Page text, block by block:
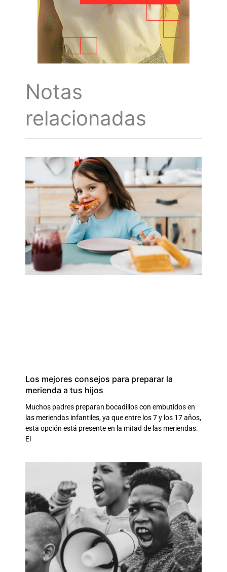
Notas
relacionadas
Los mejores consejos para preparar la
merienda a tus hijos
Muchos padres preparan bocadillos con embutidos en
las meriendas infantiles, ya que entre los 7 y los 17 años,
esta opción está presente en la mitad de las meriendas.
El